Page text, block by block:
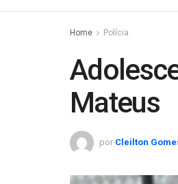
Home Polícia
Mateus
por Cleilton